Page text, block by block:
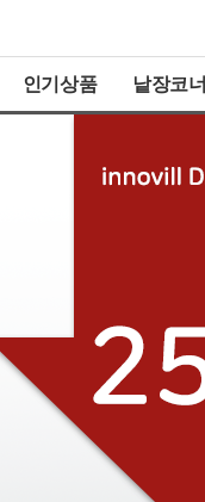
인기상품 낱장코너